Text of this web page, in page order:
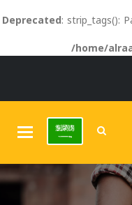
Deprecated: strip_tags():
/home/